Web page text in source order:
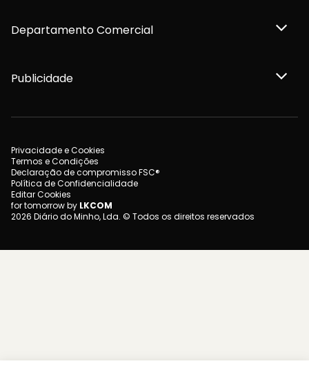
Departamento Comercial
Publicidade
Privacidade e Cookies
Termos e Condições
Declaração de compromisso FSC®
Política de Confidencialidade
Editar Cookies
for tomorrow by LKCOM
2026 Diário do Minho, Lda. © Todos os direitos reservados